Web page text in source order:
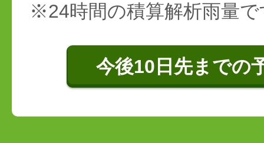
※24時間の積算解析雨量で
今後10日先までの